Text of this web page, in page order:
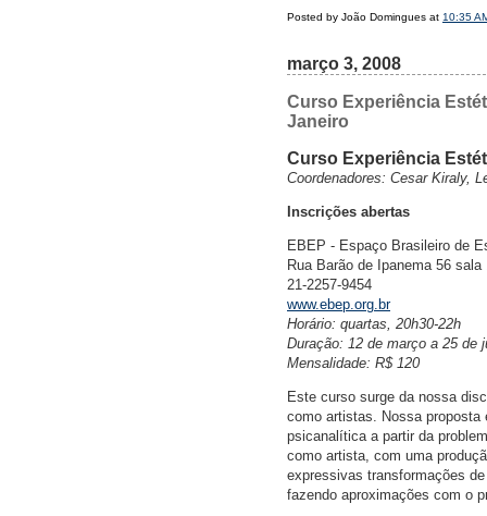
Posted by João Domingues at 10:35
março 3, 2008
Curso Experiência
Janeiro
Curso Experiência
Coordenadores: Cesar Kiraly,
Inscrições abertas
EBEP - Espaço Brasileiro de
Rua Barão de Ipanema 56
21-2257-9454
www.ebep.org.br
Horário: quartas, 20h30-22h
Duração: 12 de março a 25 de
Mensalidade: R$ 120
Este curso surge da nossa
como artistas. Nossa proposta
psicanalítica a partir da
como artista, com uma
expressivas transformações
fazendo aproximações com o